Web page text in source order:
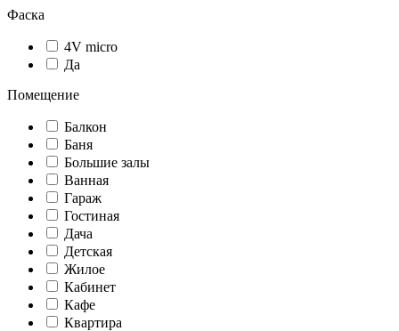
Фаска
4V micro
Да
Помещение
Балкон
Баня
Большие залы
Ванная
Гараж
Гостиная
Дача
Детская
Жилое
Кабинет
Кафе
Квартира